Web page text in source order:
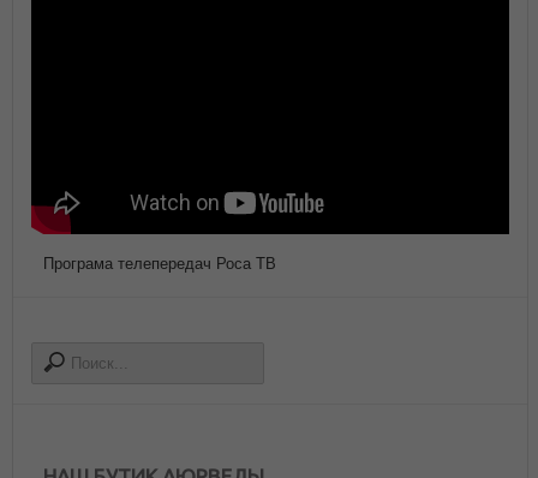
Програма телепередач Роса ТВ